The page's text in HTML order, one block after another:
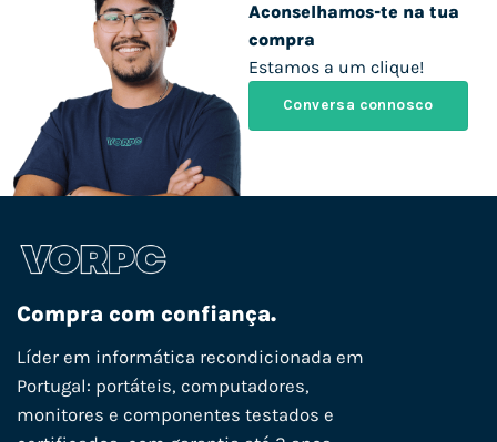
Aconselhamos-te na tua
compra
Estamos a um clique!
Conversa connosco
Compra com confiança.
Líder em informática recondicionada em
Portugal: portáteis, computadores,
monitores e componentes testados e